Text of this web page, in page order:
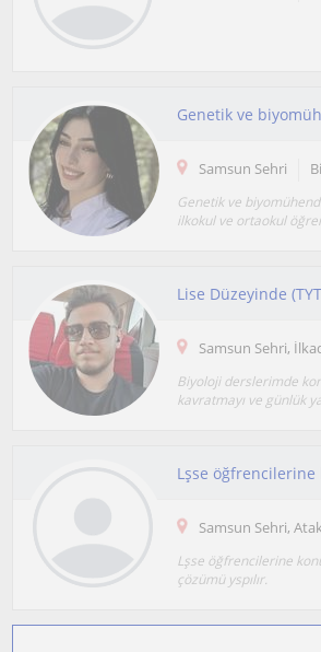
Samsun Sehri
Genetik ve
ilkokul ve ortaokul
Lise Düzeyinde
Samsun Sehri,
Biyoloji derslerimde
kavratmayı ve günlük
Samsun Sehri,
Lşse öğfrencilerine
çözümü yspılır.